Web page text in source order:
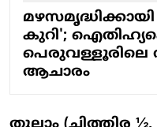
കുറി';
പെരുവള്ളൂരിലെ
ആചാരം